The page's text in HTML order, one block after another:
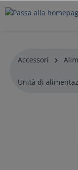
Accessori
Unità di